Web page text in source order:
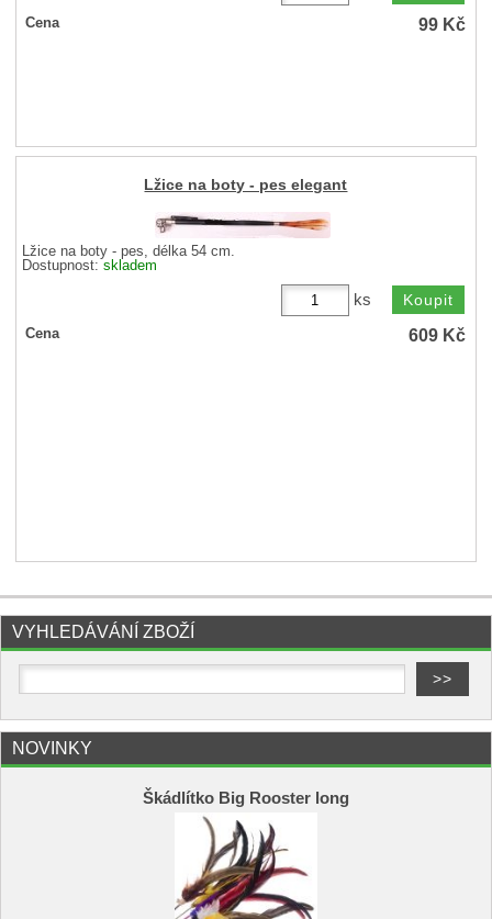
Cena 99 Kč
Lžice na boty - pes elegant
Lžice na boty - pes, délka 54 cm.
Dostupnost:skladem
ks
Cena 609 Kč
VYHLEDÁVÁNÍ ZBOŽÍ
NOVINKY
Škádlítko Big Rooster long